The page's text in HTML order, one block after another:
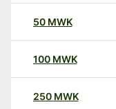
50 MWK
100 MWK
250 MWK